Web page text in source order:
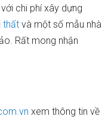
chi phí xây dựng
thất và một số mẫu nhà
Rất mong nhận
xem thông tin về